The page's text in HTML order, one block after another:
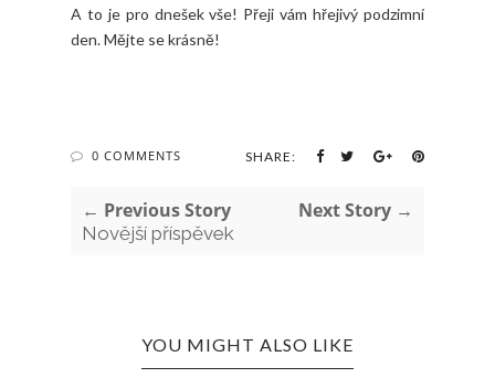
A to je pro dnešek vše! Přeji vám hřejivý podzimní
den. Mějte se krásně!
0 COMMENTS SHARE:
← Previous Story
Novější příspěvek
Next Story →
YOU MIGHT ALSO LIKE